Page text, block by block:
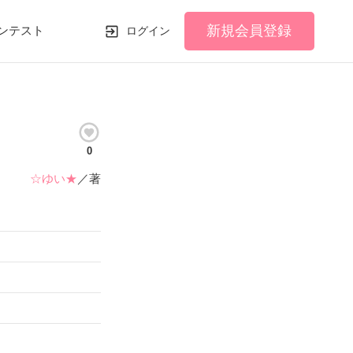
テスト ログイン 新規会員登録
0
☆ゆい★ ／著